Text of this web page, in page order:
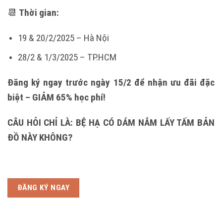
📆 Thời gian:
19 & 20/2/2025 – Hà Nội
28/2 & 1/3/2025 – TP.HCM
Đăng ký ngay trước ngày 15/2 để nhận ưu đãi đặc
biệt – GIẢM 65% học phí!
CÂU HỎI CHỈ LÀ: BỆ HẠ CÓ DÁM NẮM LẤY TẤM BẢN
ĐỒ NÀY KHÔNG?
ĐĂNG KÝ NGAY